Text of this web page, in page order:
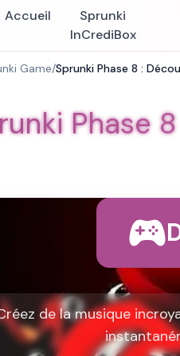
Accueil
Sprunki
InCrediBox
Game/Sprunki Phase 8 :
Phase
de la musique